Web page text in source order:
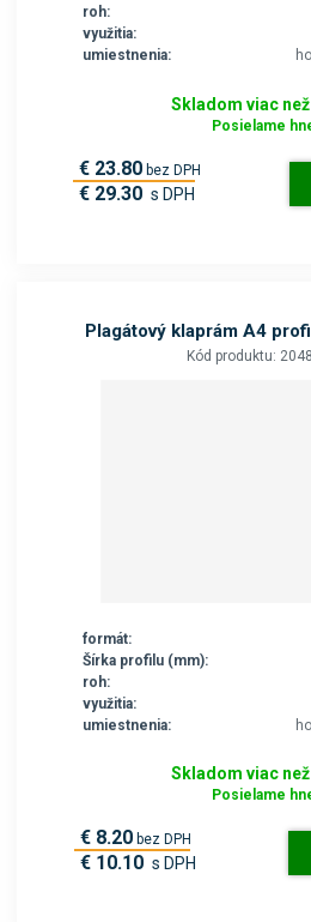
roh:
využitia:
umiestnenia:
Skladom viac
Posielame
€ 23.80 bez DPH
€ 29.30 s DPH
Plagátový klaprám A4
Kód produktu:
formát:
Šírka profilu (mm):
roh:
využitia:
umiestnenia:
Skladom viac
Posielame
€ 8.20 bez DPH
€ 10.10 s DPH